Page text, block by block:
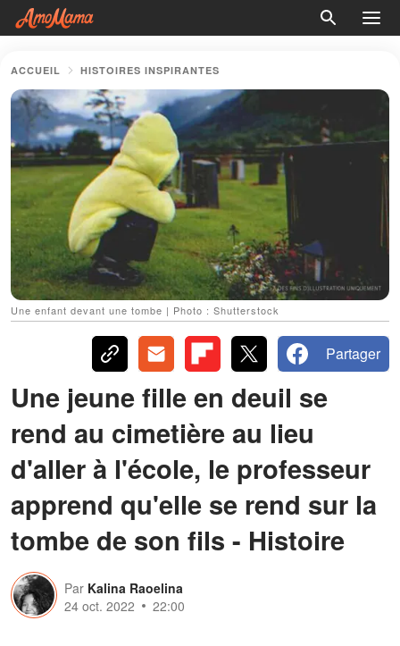
ACCUEIL HISTOIRES INSPIRANTES
Une enfant devant une tombe | Photo : Shutterstock
Partager
Une jeune fille en deuil se
rend au cimetière au lieu
d'aller à l'école, le professeur
apprend qu'elle se rend sur la
tombe de son fils - Histoire
Par Kalina Raoelina
24 oct. 2022
22:00